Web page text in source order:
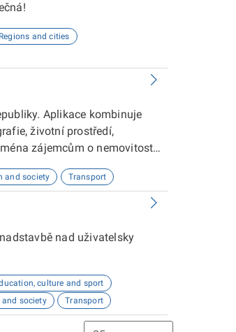
Regions and cities
Aplikace kombinuje
životní prostředí,
zájemcům o nemovitosti
and society Transport
nad uživatelsky
culture and sport
society Transport